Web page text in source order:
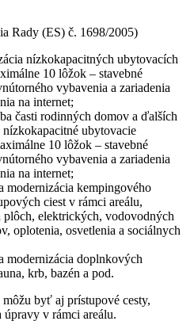
Rady (ES) č. 1698/2005)
nízkokapacitných ubytovacích
10 lôžok – stavebné
vybavenia a zariadenia
na internet;
časti rodinných domov a ďalších
ubytovacie
10 lôžok – stavebné
vybavenia a zariadenia
na internet;
modernizácia kempingového
ciest v rámci areálu,
plôch, elektrických, vodovodných
oplotenia, osvetlenia a sociálnych
modernizácia doplnkových
krb, bazén a pod.
byť aj prístupové cesty,
úpravy v rámci areálu.